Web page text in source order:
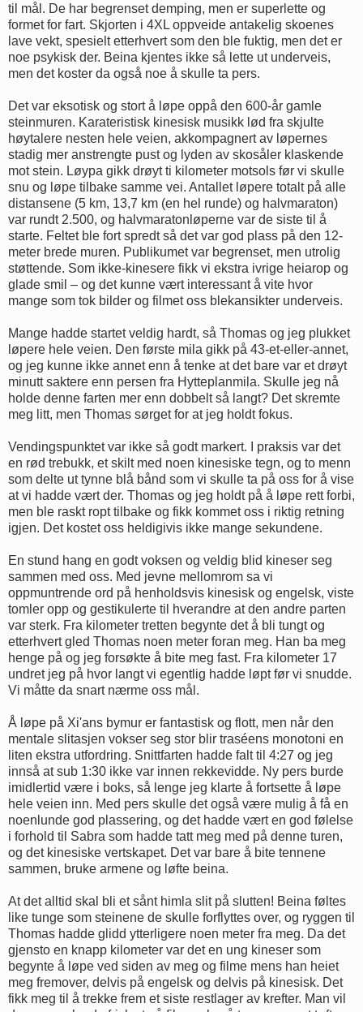
til mål. De har begrenset demping, men er superlette og
formet for fart. Skjorten i 4XL oppveide antakelig skoenes
lave vekt, spesielt etterhvert som den ble fuktig, men det er
noe psykisk der. Beina kjentes ikke så lette ut underveis,
men det koster da også noe å skulle ta pers.
Det var eksotisk og stort å løpe oppå den 600-år gamle
steinmuren. Karateristisk kinesisk musikk lød fra skjulte
høytalere nesten hele veien, akkompagnert av løpernes
stadig mer anstrengte pust og lyden av skosåler klaskende
mot stein. Løypa gikk drøyt ti kilometer motsols før vi skulle
snu og løpe tilbake samme vei. Antallet løpere totalt på alle
distansene (5 km, 13,7 km (en hel runde) og halvmaraton)
var rundt 2.500, og halvmaratonløperne var de siste til å
starte. Feltet ble fort spredt så det var god plass på den 12-
meter brede muren. Publikumet var begrenset, men utrolig
støttende. Som ikke-kinesere fikk vi ekstra ivrige heiarop og
glade smil – og det kunne vært interessant å vite hvor
mange som tok bilder og filmet oss blekansikter underveis.
Mange hadde startet veldig hardt, så Thomas og jeg plukket
løpere hele veien. Den første mila gikk på 43-et-eller-annet,
og jeg kunne ikke annet enn å tenke at det bare var et drøyt
minutt saktere enn persen fra Hytteplanmila. Skulle jeg nå
holde denne farten mer enn dobbelt så langt? Det skremte
meg litt, men Thomas sørget for at jeg holdt fokus.
Vendingspunktet var ikke så godt markert. I praksis var det
en rød trebukk, et skilt med noen kinesiske tegn, og to menn
som delte ut tynne blå bånd som vi skulle ta på oss for å vise
at vi hadde vært der. Thomas og jeg holdt på å løpe rett forbi,
men ble raskt ropt tilbake og fikk kommet oss i riktig retning
igjen. Det kostet oss heldigivis ikke mange sekundene.
En stund hang en godt voksen og veldig blid kineser seg
sammen med oss. Med jevne mellomrom sa vi
oppmuntrende ord på henholdsvis kinesisk og engelsk, viste
tomler opp og gestikulerte til hverandre at den andre parten
var sterk. Fra kilometer tretten begynte det å bli tungt og
etterhvert gled Thomas noen meter foran meg. Han ba meg
henge på og jeg forsøkte å bite meg fast. Fra kilometer 17
undret jeg på hvor langt vi egentlig hadde løpt før vi snudde.
Vi måtte da snart nærme oss mål.
Å løpe på Xi'ans bymur er fantastisk og flott, men når den
mentale slitasjen vokser seg stor blir traséens monotoni en
liten ekstra utfordring. Snittfarten hadde falt til 4:27 og jeg
innså at sub 1:30 ikke var innen rekkevidde. Ny pers burde
imidlertid være i boks, så lenge jeg klarte å fortsette å løpe
hele veien inn. Med pers skulle det også være mulig å få en
noenlunde god plassering, og det hadde vært en god følelse
i forhold til Sabra som hadde tatt meg med på denne turen,
og det kinesiske vertskapet. Det var bare å bite tennene
sammen, bruke armene og løfte beina.
At det alltid skal bli et sånt himla slit på slutten! Beina føltes
like tunge som steinene de skulle forflyttes over, og ryggen til
Thomas hadde glidd ytterligere noen meter fra meg. Da det
gjensto en knapp kilometer var det en ung kineser som
begynte å løpe ved siden av meg og filme mens han heiet
meg fremover, delvis på engelsk og delvis på kinesisk. Det
fikk meg til å trekke frem et siste restlager av krefter. Man vil